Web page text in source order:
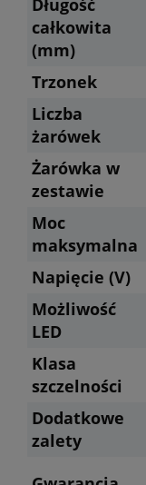
całkowita
(mm)
Trzonek
Liczba
żarówek
Żarówka w
zestawie
Moc
maksymalna
Napięcie (V)
Możliwość
LED
Klasa
szczelności
Dodatkowe
zalety